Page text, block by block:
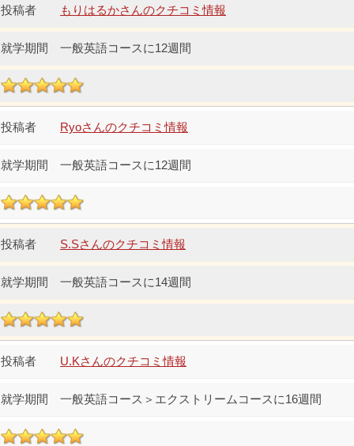
もりはるかさんのクチコミ情報
一般英語コースに12週間
Ryoさんのクチコミ情報
一般英語コースに12週間
S.Sさんのクチコミ情報
一般英語コースに14週間
U.Kさんのクチコミ情報
一般英語コース＞エクストリームコースに16週間